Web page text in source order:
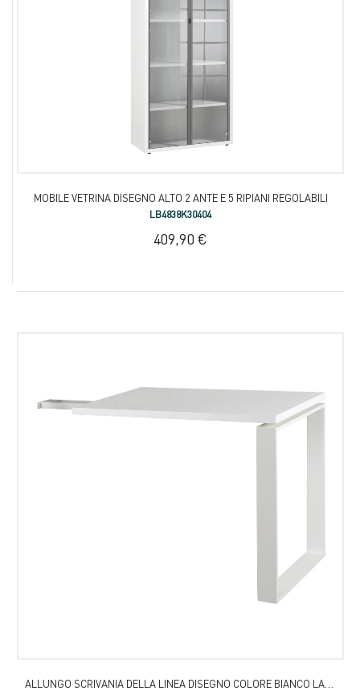
MOBILE VETRINA DISEGNO ALTO 2 ANTE E 5 RIPIANI REGOLABILI
LB4838K30404
409,90 €